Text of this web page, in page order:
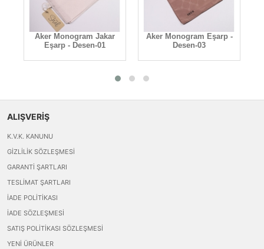
Aker Monogram Jakar
Eşarp - Desen-01
Aker Monogram Eşarp -
Desen-03
ALIŞVERİŞ
K.V.K. KANUNU
GIZLILIK SÖZLEŞMESI
GARANTI ŞARTLARI
TESLIMAT ŞARTLARI
İADE POLITIKASI
İADE SÖZLEŞMESI
SATIŞ POLITIKASI SÖZLEŞMESI
YENI ÜRÜNLER